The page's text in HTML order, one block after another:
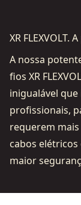
XR
A nossa
fios XR
inigualável
profissionais,
requerem
cabos
maior